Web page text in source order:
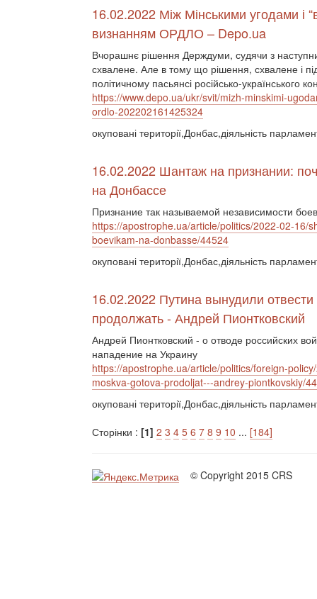
16.02.2022 Між Мінськими угодами і
визнанням ОРДЛО – Depo.ua
Вчорашнє рішення Держдуми, судячи з
схвалене. Але в тому що рішення, схвалене і
політичному пасьянсі російсько-українського
https://www.depo.ua/ukr/svit/mizh-minskimi-
ordlo-202202161425324
окуповані території,Донбас,діяльність
16.02.2022 Шантаж на признании:
на Донбассе
Признание так называемой независимости
https://apostrophe.ua/article/politics/2022-02-16/
boevikam-na-donbasse/44524
окуповані території,Донбас,діяльність
16.02.2022 Путина вынудили
продолжать - Андрей Пионтковский
Андрей Пионтковский - о отводе российских
нападение на Украину
https://apostrophe.ua/article/politics/foreign-
moskva-gotova-prodoljat---andrey-piontkovskiy/
окуповані території,Донбас,діяльність
Сторінки : [1] 2 3 4 5 6 7 8 9 10 ... [184]
© Copyright 2015 CRS